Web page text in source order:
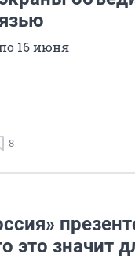
16 июня
8
это значит